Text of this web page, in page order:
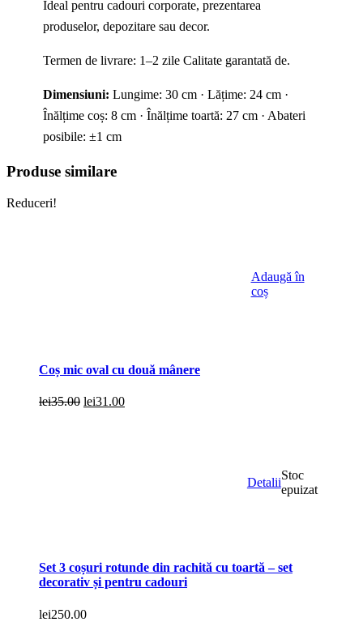
Ideal pentru cadouri corporate, prezentarea
produselor, depozitare sau decor.
Termen de livrare: 1–2 zile Calitate garantată de.
Dimensiuni: Lungime: 30 cm · Lățime: 24 cm ·
Înălțime coș: 8 cm · Înălțime toartă: 27 cm · Abateri
posibile: ±1 cm
Produse similare
Reduceri!
Adaugă în
coș
Coș mic oval cu două mânere
lei35.00 Prețul
lei31.00Prețul
Detalii
Stoc
epuizat
Set 3 coșuri rotunde din rachită cu toartă – set
decorativ și pentru cadouri
lei250.00